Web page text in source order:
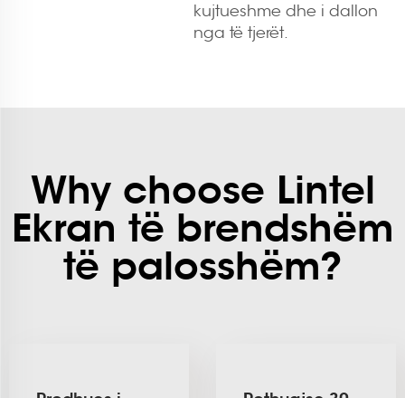
kujtueshme dhe i dallon
nga të tjerët.
Why choose Lintel
Ekran të brendshëm
të palosshëm?